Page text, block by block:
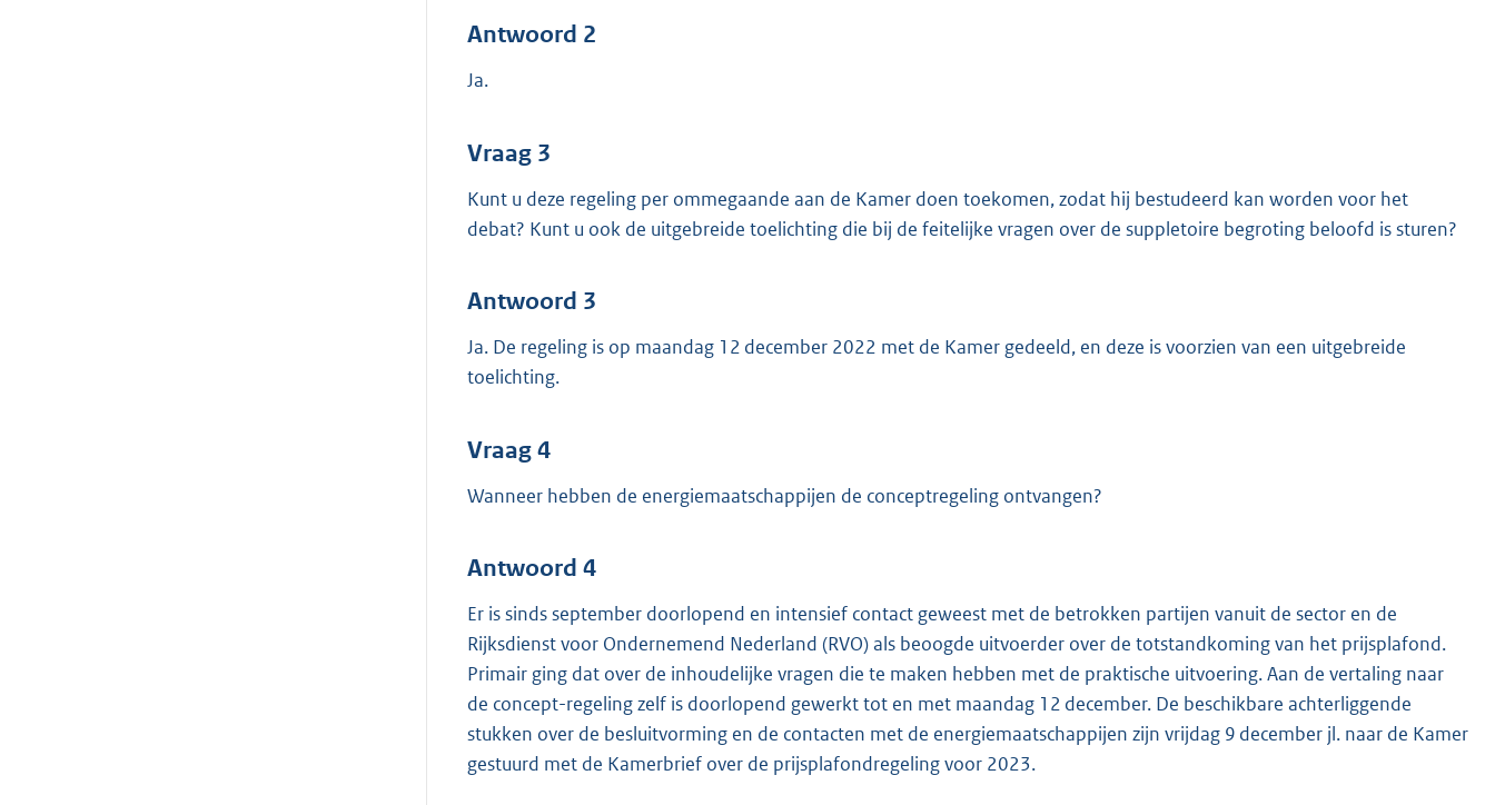
Antwoord 2
Ja.
Vraag 3
Kunt u deze regeling per ommegaande aan de Kamer doen toekomen, zodat hij bestudeerd kan worden voor het
debat? Kunt u ook de uitgebreide toelichting die bij de feitelijke vragen over de suppletoire begroting beloofd is sturen?
Antwoord 3
Ja. De regeling is op maandag 12 december 2022 met de Kamer gedeeld, en deze is voorzien van een uitgebreide
toelichting.
Vraag 4
Wanneer hebben de energiemaatschappijen de conceptregeling ontvangen?
Antwoord 4
Er is sinds september doorlopend en intensief contact geweest met de betrokken partijen vanuit de sector en de
Rijksdienst voor Ondernemend Nederland (RVO) als beoogde uitvoerder over de totstandkoming van het prijsplafond.
Primair ging dat over de inhoudelijke vragen die te maken hebben met de praktische uitvoering. Aan de vertaling naar
de concept-regeling zelf is doorlopend gewerkt tot en met maandag 12 december. De beschikbare achterliggende
stukken over de besluitvorming en de contacten met de energiemaatschappijen zijn vrijdag 9 december jl. naar de Kamer
gestuurd met de Kamerbrief over de prijsplafondregeling voor 2023.